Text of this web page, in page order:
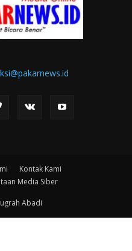
Kontak Kami
Media Siber
Abadi